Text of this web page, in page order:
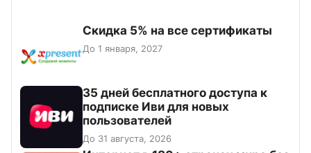
Скидка 5% на все сертификаты
До 1 января, 2027
35 дней бесплатного доступа к
подписке Иви для новых
пользователей
До 31 августа, 2026